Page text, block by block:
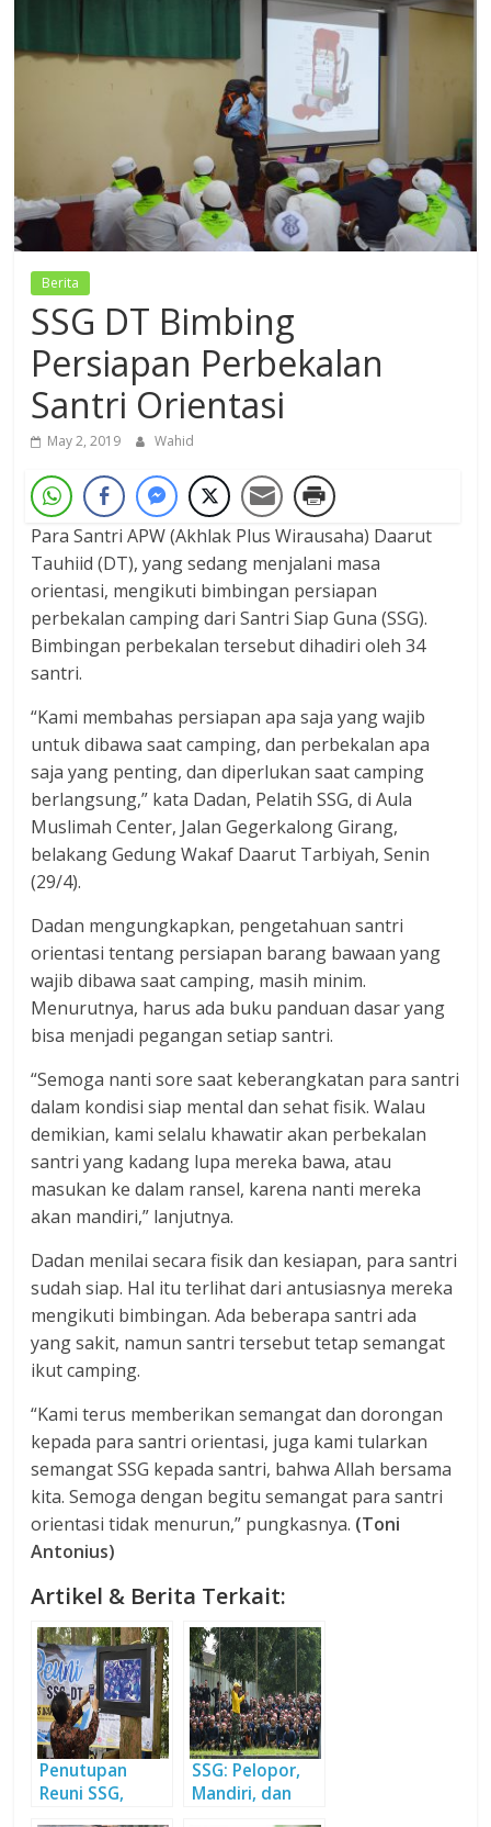
Fikir,
Berita
SSG DT Bimbing
Persiapan Perbekalan
Santri Orientasi
May 2, 2019 Wahid
Para Santri APW (Akhlak Plus Wirausaha) Daarut
Tauhiid (DT), yang sedang menjalani masa
orientasi, mengikuti bimbingan persiapan
perbekalan camping dari Santri Siap Guna (SSG).
Bimbingan perbekalan tersebut dihadiri oleh 34
santri.
“Kami membahas persiapan apa saja yang wajib
untuk dibawa saat camping, dan perbekalan apa
saja yang penting, dan diperlukan saat camping
berlangsung,” kata Dadan, Pelatih SSG, di Aula
Muslimah Center, Jalan Gegerkalong Girang,
belakang Gedung Wakaf Daarut Tarbiyah, Senin
(29/4).
Dadan mengungkapkan, pengetahuan santri
orientasi tentang persiapan barang bawaan yang
wajib dibawa saat camping, masih minim.
Menurutnya, harus ada buku panduan dasar yang
bisa menjadi pegangan setiap santri.
“Semoga nanti sore saat keberangkatan para santri
dalam kondisi siap mental dan sehat fisik. Walau
demikian, kami selalu khawatir akan perbekalan
santri yang kadang lupa mereka bawa, atau
masukan ke dalam ransel, karena nanti mereka
akan mandiri,” lanjutnya.
Dadan menilai secara fisik dan kesiapan, para santri
sudah siap. Hal itu terlihat dari antusiasnya mereka
mengikuti bimbingan. Ada beberapa santri ada
yang sakit, namun santri tersebut tetap semangat
ikut camping.
“Kami terus memberikan semangat dan dorongan
kepada para santri orientasi, juga kami tularkan
semangat SSG kepada santri, bahwa Allah bersama
kita. Semoga dengan begitu semangat para santri
orientasi tidak menurun,” pungkasnya. (Toni
Antonius)
Artikel & Berita Terkait:
Penutupan
Reuni SSG,
SSG: Pelopor,
Mandiri, dan